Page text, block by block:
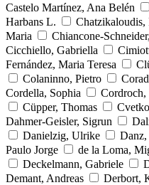
Castelo Martínez, Ana Belén
Harbans L.
Chatzikaloudis,
Maria
Chiancone-
Cicchiello, Gabriella
Fernández, Maria Teresa
Colaninno, Pietro
Cordella, Sophia
Cordroch,
Cüpper, Thomas
Dahmer-Geisler, Sigrun
Danielzig, Ulrike
Paulo Jorge
de la Loma,
Deckelmann, Gabriele
Demant, Andreas
Derbort,